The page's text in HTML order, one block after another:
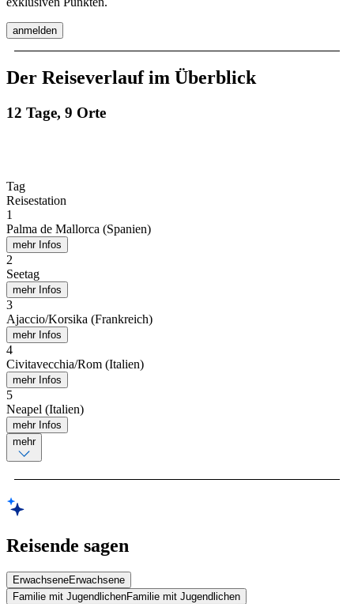
anmelden
Der Reiseverlauf im Überblick
12 Tage, 9 Orte
Tag
Reisestation
1
Palma de Mallorca (Spanien)
mehr Infos
2
Seetag
mehr Infos
3
Ajaccio/Korsika (Frankreich)
mehr Infos
4
Civitavecchia/Rom (Italien)
mehr Infos
5
Neapel (Italien)
mehr Infos
mehr
Reisende sagen
ErwachseneErwachsene
Familie mit JugendlichenFamilie mit Jugendlichen